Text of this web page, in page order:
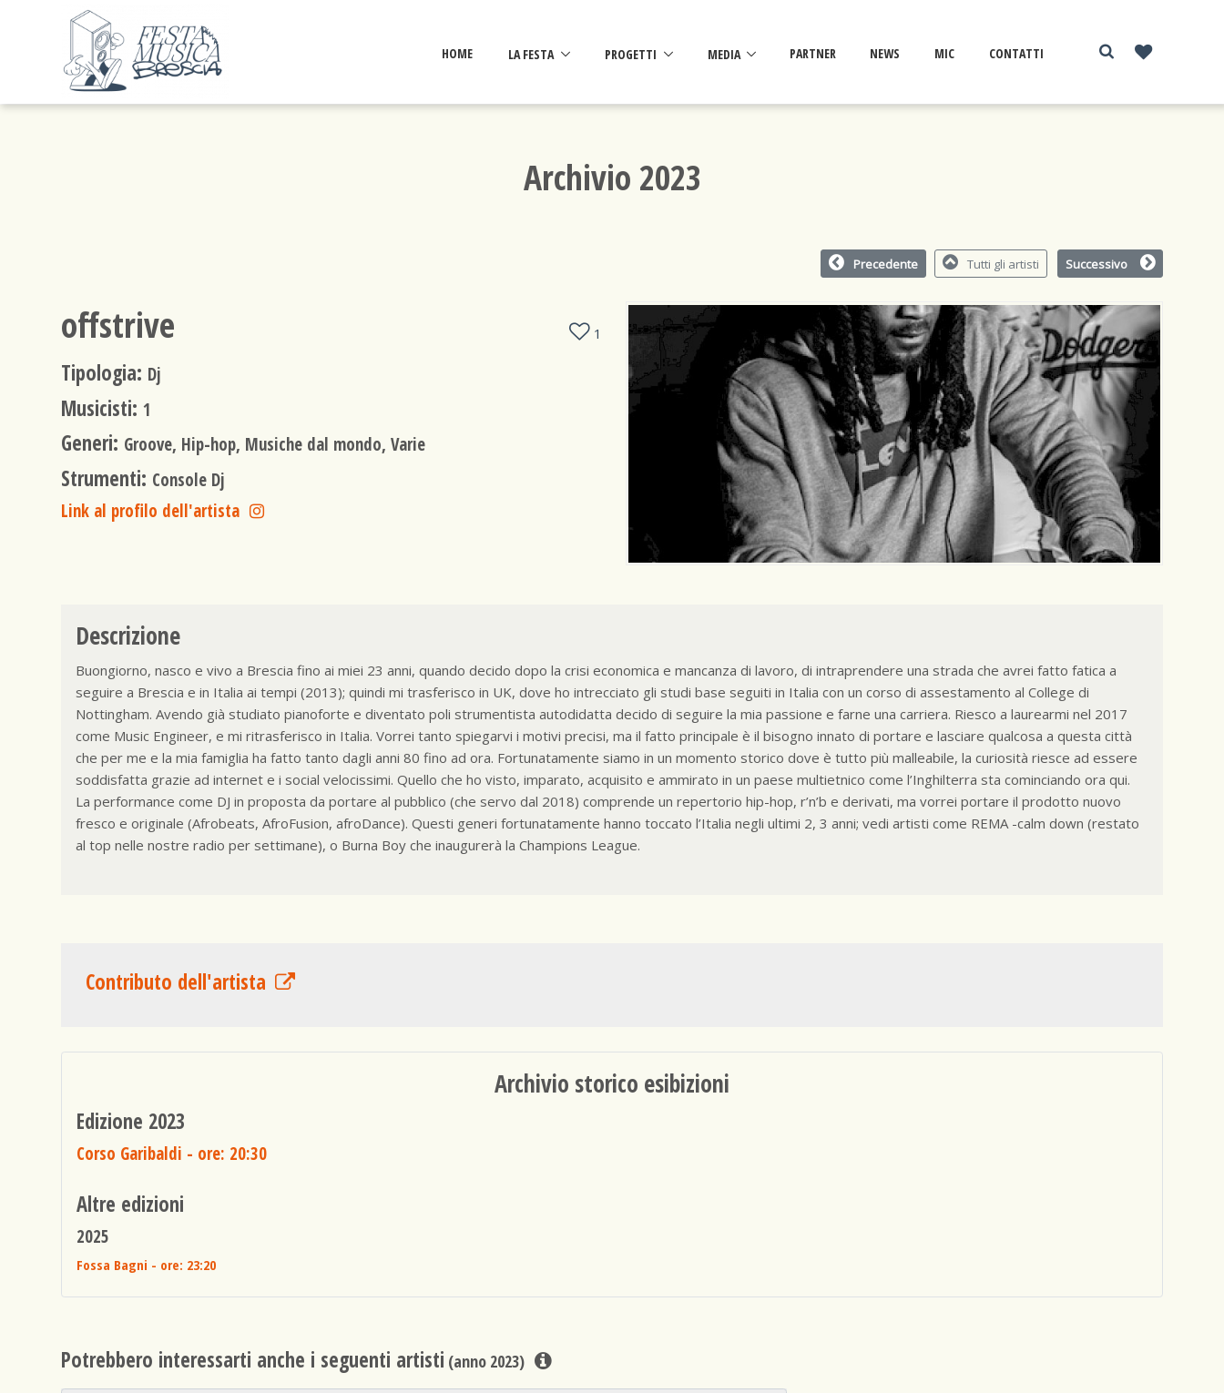
HOME LA FESTA PROGETTI MEDIA PARTNER NEWS MIC CONTATTI
Archivio 2023
Precedente Tutti gli artisti Successivo
offstrive 1
Tipologia: Dj
Musicisti: 1
Generi: Groove, Hip-hop, Musiche dal mondo, Varie
Strumenti: Console Dj
Link al profilo dell'artista
Descrizione
Buongiorno, nasco e vivo a Brescia fino ai miei 23 anni, quando decido dopo la crisi economica e mancanza di lavoro, di intraprendere una strada che avrei fatto fatica a
seguire a Brescia e in Italia ai tempi (2013); quindi mi trasferisco in UK, dove ho intrecciato gli studi base seguiti in Italia con un corso di assestamento al College di
Nottingham. Avendo già studiato pianoforte e diventato poli strumentista autodidatta decido di seguire la mia passione e farne una carriera. Riesco a laurearmi nel 2017
come Music Engineer, e mi ritrasferisco in Italia. Vorrei tanto spiegarvi i motivi precisi, ma il fatto principale è il bisogno innato di portare e lasciare qualcosa a questa città
che per me e la mia famiglia ha fatto tanto dagli anni 80 fino ad ora. Fortunatamente siamo in un momento storico dove è tutto più malleabile, la curiosità riesce ad essere
soddisfatta grazie ad internet e i social velocissimi. Quello che ho visto, imparato, acquisito e ammirato in un paese multietnico come l’Inghilterra sta cominciando ora qui.
La performance come DJ in proposta da portare al pubblico (che servo dal 2018) comprende un repertorio hip-hop, r’n’b e derivati, ma vorrei portare il prodotto nuovo
fresco e originale (Afrobeats, AfroFusion, afroDance). Questi generi fortunatamente hanno toccato l’Italia negli ultimi 2, 3 anni; vedi artisti come REMA -calm down (restato
al top nelle nostre radio per settimane), o Burna Boy che inaugurerà la Champions League.
Contributo dell'artista
Archivio storico esibizioni
Edizione 2023
Corso Garibaldi - ore: 20:30
Altre edizioni
2025
Fossa Bagni - ore: 23:20
Potrebbero interessarti anche i seguenti artisti (anno 2023)